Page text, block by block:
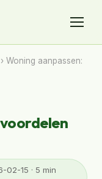
› Woning aanpassen:
02-15 · 5 min